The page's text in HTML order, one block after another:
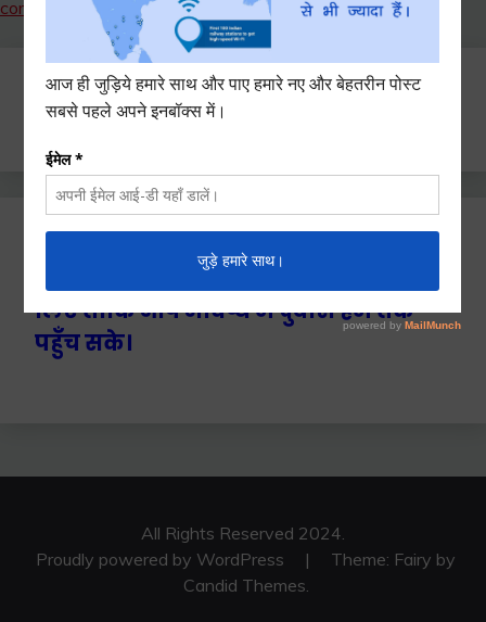
comment data is processed.
Search
for:
Ctrl+D दबाएँ हमे बुकमार्क / सेव करने के
लिए ताकि आप भविष्य में दुबारा हम तक
पहुँच सके।
All Rights Reserved 2024.
Proudly powered by WordPress
|
Theme: Fairy by
Candid Themes